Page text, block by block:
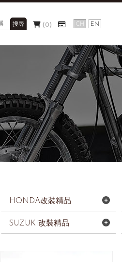
0
HONDA改裝精品
SUZUKI改裝精品